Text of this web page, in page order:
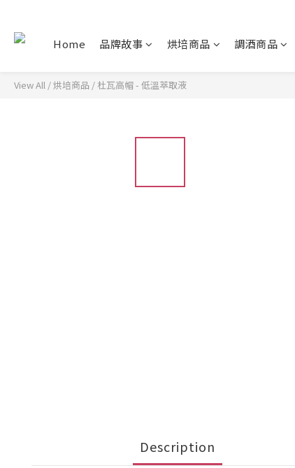
Home 品牌故事 烘培商品 調酒商品
View All /烘培商品 / 杜瓦高帽 - 低溫萃取液
Description